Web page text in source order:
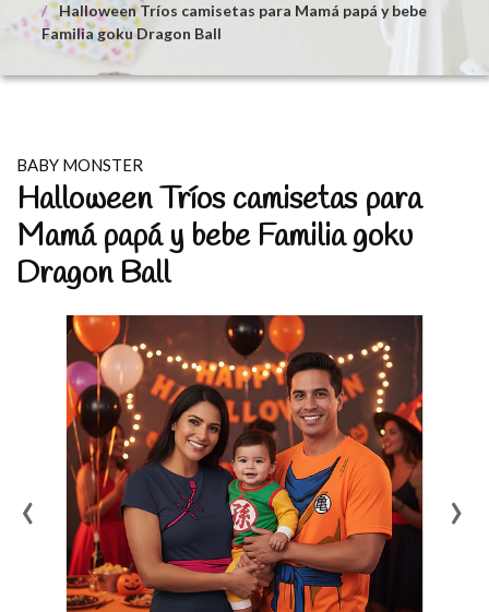
Halloween Tríos camisetas para Mamá papá y bebe
Familia goku Dragon Ball
BABY MONSTER
Halloween Tríos camisetas para
Mamá papá y bebe Familia goku
Dragon Ball
‹ ›